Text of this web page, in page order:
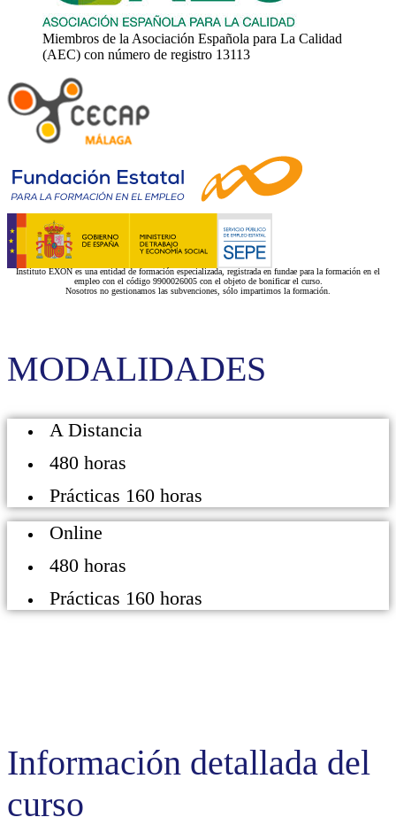
Miembros de la Asociación Española para La Calidad
(AEC) con número de registro 13113
Instituto EXON es una entidad de formación especializada, registrada en fundae para la formación en el
empleo con el código 9900026005 con el objeto de bonificar el curso.
Nosotros no gestionamos las subvenciones, sólo impartimos la formación.
MODALIDADES
A Distancia
480 horas
Prácticas 160 horas
Online
480 horas
Prácticas 160 horas
Información detallada del
curso